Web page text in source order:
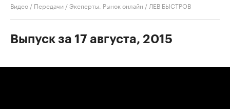
Видео / Передачи /Эксперты. Рынок онлайн / ЛЕВ БЫСТРОВ
Выпуск за 17 августа, 2015